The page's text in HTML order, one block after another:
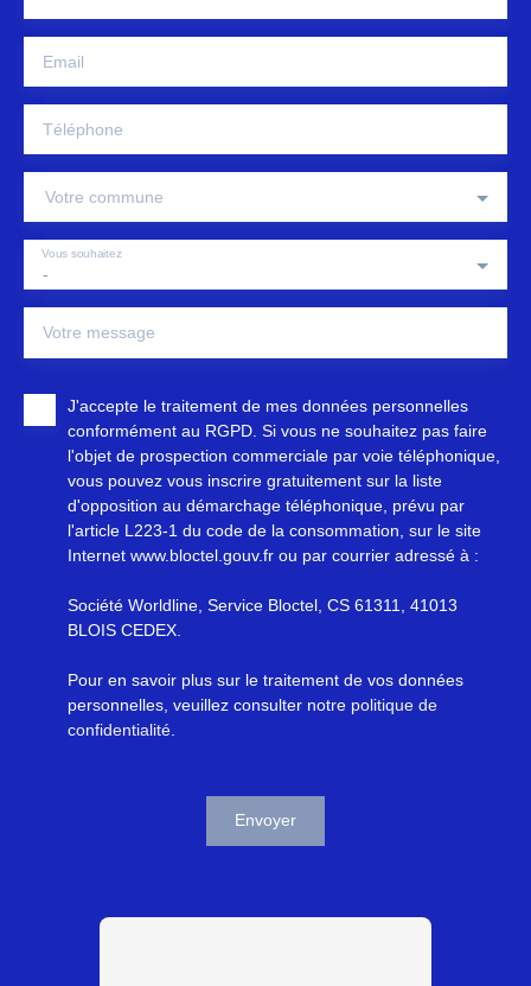
Email
Téléphone
Votre commune
-
Vous souhaitez
Votre message
J'accepte le traitement de mes données personnelles
conformément au RGPD. Si vous ne souhaitez pas faire
l'objet de prospection commerciale par voie téléphonique,
vous pouvez vous inscrire gratuitement sur la liste
d'opposition au démarchage téléphonique, prévu par
l'article L223-1 du code de la consommation, sur le site
Internet www.bloctel.gouv.fr ou par courrier adressé à :
Société Worldline, Service Bloctel, CS 61311, 41013
BLOIS CEDEX.
Pour en savoir plus sur le traitement de vos données
personnelles, veuillez consulter notre politique de
confidentialité
Envoyer